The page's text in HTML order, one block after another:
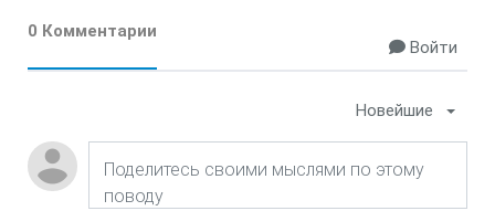
0 Комментарии
Войти
Новейшие